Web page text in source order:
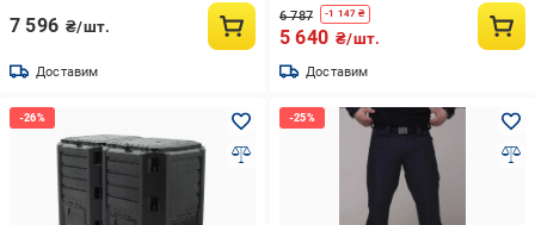
7 596 ₴/шт.
Доставим
6 787 -1 147 ₴
5 640 ₴/шт.
Доставим